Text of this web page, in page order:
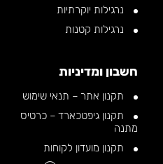
נרגילות יוקרתיות
נרגילות קטנות
חשבון ומדיניות
תקנון אתר – תנאי שימוש
תקנון גיפטכארד – כרטיס
מתנה
תקנון מועדון לקוחות